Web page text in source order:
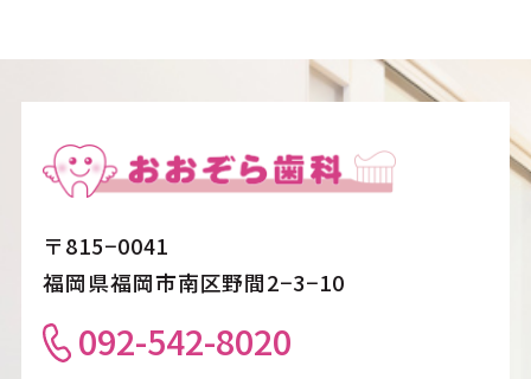
〒815−0041
福岡県福岡市南区野間2−3−10
092-542-8020